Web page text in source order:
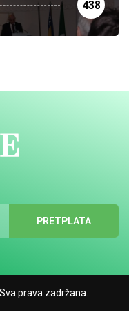
438
prava zadržana.